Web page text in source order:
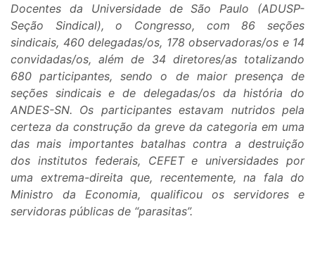
Docentes da Universidade de São Paulo (ADUSP-
Seção Sindical), o Congresso, com 86 seções
sindicais, 460 delegadas/os, 178 observadoras/os e 14
convidadas/os, além de 34 diretores/as totalizando
680 participantes, sendo o de maior presença de
seções sindicais e de delegadas/os da história do
ANDES-SN. Os participantes estavam nutridos pela
certeza da construção da greve da categoria em uma
das mais importantes batalhas contra a destruição
dos institutos federais, CEFET e universidades por
uma extrema-direita que, recentemente, na fala do
Ministro da Economia, qualificou os servidores e
servidoras públicas de “parasitas”.